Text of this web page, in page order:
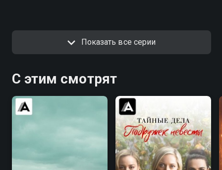
Показать все серии
С этим смотрят